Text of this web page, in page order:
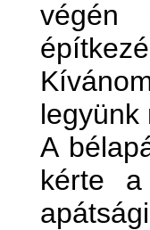
végén
legyünk
A
kérte